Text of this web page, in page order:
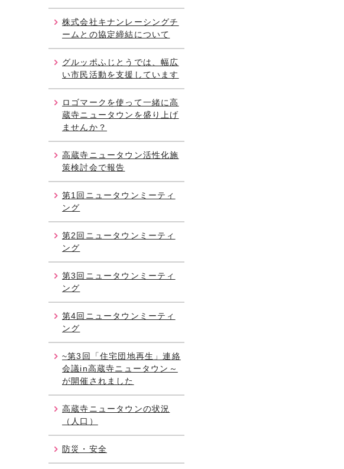
株式会社キナンレーシングチ
ームとの協定締結について
グルッポふじとうでは、幅広
い市民活動を支援しています
ロゴマークを使って一緒に高
蔵寺ニュータウンを盛り上げ
ませんか？
高蔵寺ニュータウン活性化施
策検討会で報告
第1回ニュータウンミーティ
ング
第2回ニュータウンミーティ
ング
第3回ニュータウンミーティ
ング
第4回ニュータウンミーティ
ング
~第3回「住宅団地再生」連絡
会議in高蔵寺ニュータウン～
が開催されました
高蔵寺ニュータウンの状況
（人口）
防災・安全